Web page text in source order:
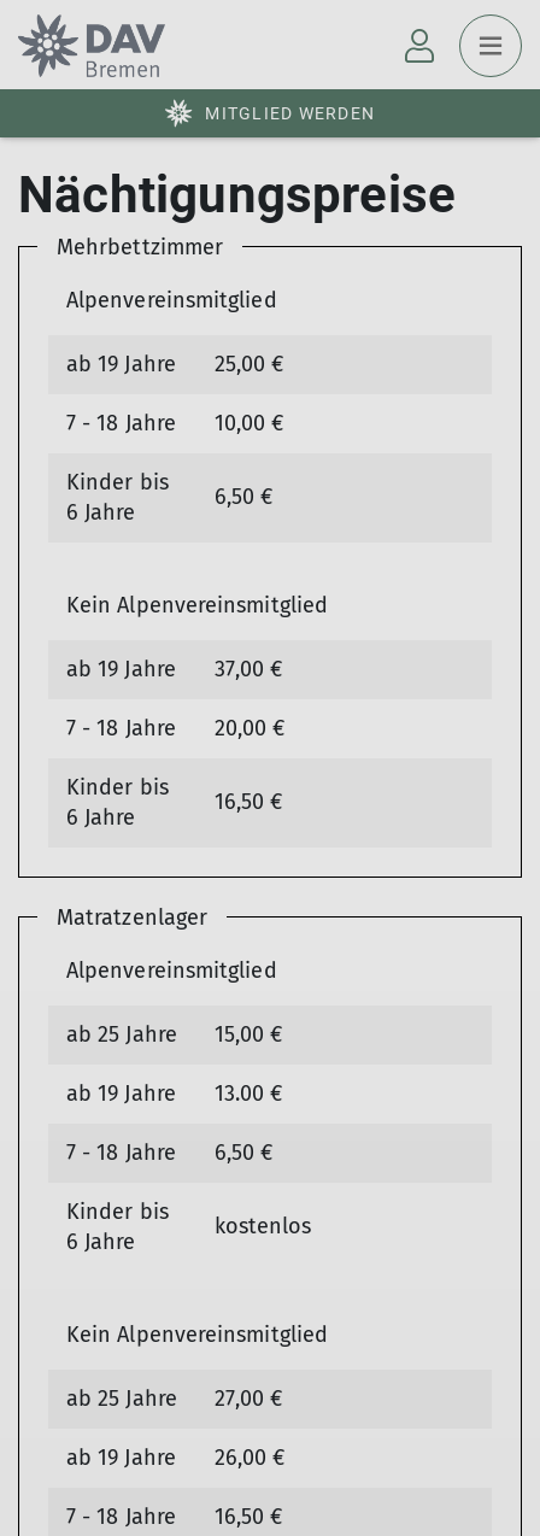
MITGLIED WERDEN
Nächtigungspreise
Mehrbettzimmer
Alpenvereinsmitglied
ab 19 Jahre 25,00 €
7 - 18 Jahre 10,00 €
Kinder bis
6 Jahre
6,50 €
Kein Alpenvereinsmitglied
ab 19 Jahre 37,00 €
7 - 18 Jahre 20,00 €
Kinder bis
6 Jahre
16,50 €
Matratzenlager
Alpenvereinsmitglied
ab 25 Jahre 15,00 €
ab 19 Jahre 13.00 €
7 - 18 Jahre 6,50 €
Kinder bis
6 Jahre
kostenlos
Kein Alpenvereinsmitglied
ab 25 Jahre 27,00 €
ab 19 Jahre 26,00 €
7 - 18 Jahre 16,50 €